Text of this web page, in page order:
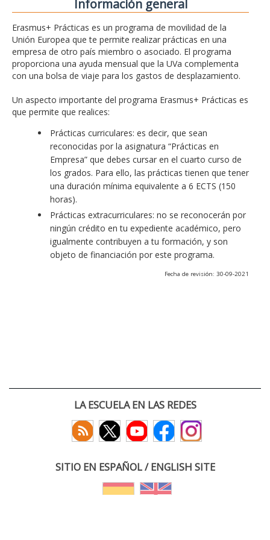
Información general
Erasmus+ Prácticas es un programa de movilidad de la
Unión Europea que te permite realizar prácticas en una
empresa de otro país miembro o asociado. El programa
proporciona una ayuda mensual que la UVa complementa
con una bolsa de viaje para los gastos de desplazamiento.
Un aspecto importante del programa Erasmus+ Prácticas es
que permite que realices:
Prácticas curriculares: es decir, que sean
reconocidas por la asignatura “Prácticas en
Empresa” que debes cursar en el cuarto curso de
los grados. Para ello, las prácticas tienen que tener
una duración mínima equivalente a 6 ECTS (150
horas).
Prácticas extracurriculares: no se reconocerán por
ningún crédito en tu expediente académico, pero
igualmente contribuyen a tu formación, y son
objeto de financiación por este programa.
Fecha de revisión: 30-09-2021
LA ESCUELA EN LAS REDES
SITIO EN ESPAÑOL / ENGLISH SITE